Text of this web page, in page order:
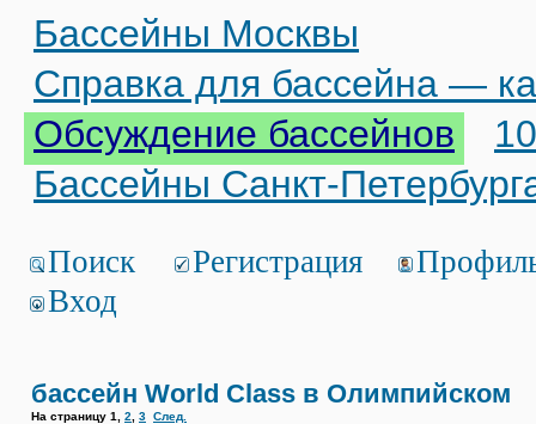
Бассейны Москвы
Справка для бассейна —
Обсуждение бассейнов
Бассейны Санкт-
Поиск Регистрация
Вход
бассейн World Class в Олимпийском
На страницу 1 2 3 След.